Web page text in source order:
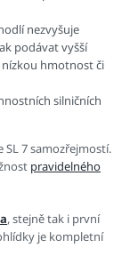
nezvyšuje
podávat vyšší
hmotnost či
silničních
7 samozřejmostí.
pravidelného
, stejně tak i první
je kompletní